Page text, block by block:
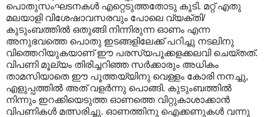
പൊതുസംഘടനകൾ എറ്റെടുത്തതോടു കൂടി. മറ്റ് എതു
മലയാളി വിശേഷാവസരവും പോലെ വ്യക്തി/
കുടുംബത്തിൽ ഒതുങ്ങി നിന്നിരുന്ന ഓണം എന്ന
അനുഭവത്തെ പൊതു ഇടങ്ങളിലേക്ക് പറിച്ചു നടലിനു
വിത്തെറിയുകയാണ് ഈ പരസ്യപൂക്കളക്കലവി ചെയ്തത്.
വിപണി മൂല്യം തിരിച്ചറിഞ്ഞ സർക്കാരും അധികം
താമസിയാതെ ഈ പൂത്തയ്യിനു വെള്ളം കോരി നനച്ചു,
എളുപ്പത്തിൽ അത് വളർന്നു പൊങ്ങി. കുടുംബത്തിൽ
നിന്നും ഇറക്കിയെടുത്ത ഓണത്തെ വിറ്റുകാശാക്കാൻ
വിപണികൾ മത്സരിച്ചു. ഓണത്തിനു ഐക്കണുകൾ വന്നു